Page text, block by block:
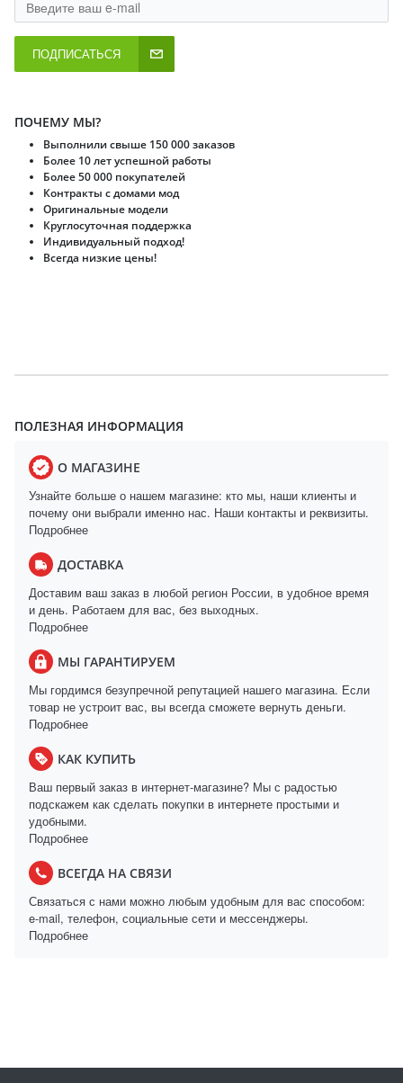
ПОДПИСАТЬСЯ
ПОЧЕМУ МЫ?
Выполнили свыше 150 000 заказов
Более 10 лет успешной работы
Более 50 000 покупателей
Контракты с домами мод
Оригинальные модели
Круглосуточная поддержка
Индивидуальный подход!
Всегда низкие цены!
ПОЛЕЗНАЯ ИНФОРМАЦИЯ
О МАГАЗИНЕ
Узнайте больше о нашем магазине: кто мы, наши клиенты и
почему они выбрали именно нас. Наши контакты и реквизиты.
Подробнее
ДОСТАВКА
Доставим ваш заказ в любой регион России, в удобное время
и день. Работаем для вас, без выходных.
Подробнее
МЫ ГАРАНТИРУЕМ
Мы гордимся безупречной репутацией нашего магазина. Если
товар не устроит вас, вы всегда сможете вернуть деньги.
Подробнее
КАК КУПИТЬ
Ваш первый заказ в интернет-магазине? Мы с радостью
подскажем как сделать покупки в интернете простыми и
удобными.
Подробнее
ВСЕГДА НА СВЯЗИ
Связаться с нами можно любым удобным для вас способом:
e-mail, телефон, социальные сети и мессенджеры.
Подробнее